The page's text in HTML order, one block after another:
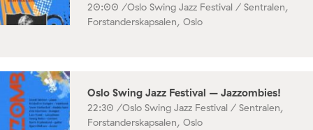
20:00 /Oslo Swing Jazz Festival / Sentralen,
Forstanderskapsalen, Oslo
Oslo Swing Jazz Festival – Jazzombies!
22:30 /Oslo Swing Jazz Festival / Sentralen,
Forstanderskapsalen, Oslo